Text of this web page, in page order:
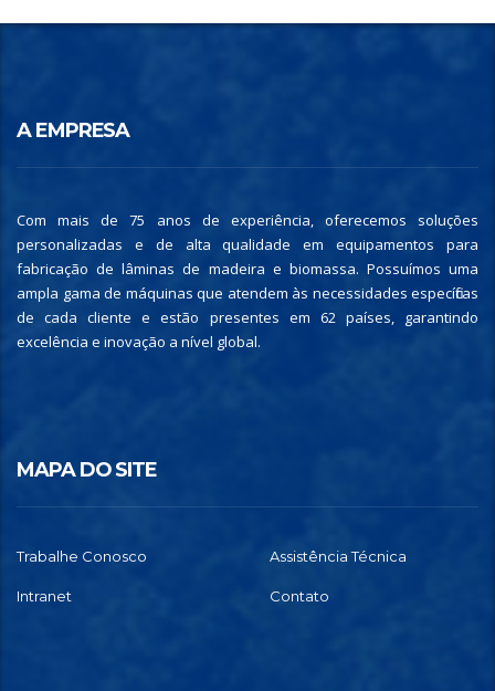
A EMPRESA
Com mais de 75 anos de experiência, oferecemos soluções
personalizadas e de alta qualidade em equipamentos para
fabricação de lâminas de madeira e biomassa. Possuímos uma
ampla gama de máquinas que atendem às necessidades específicas
de cada cliente e estão presentes em 62 países, garantindo
excelência e inovação a nível global.
MAPA DO SITE
Trabalhe Conosco Assistência Técnica
Intranet Contato